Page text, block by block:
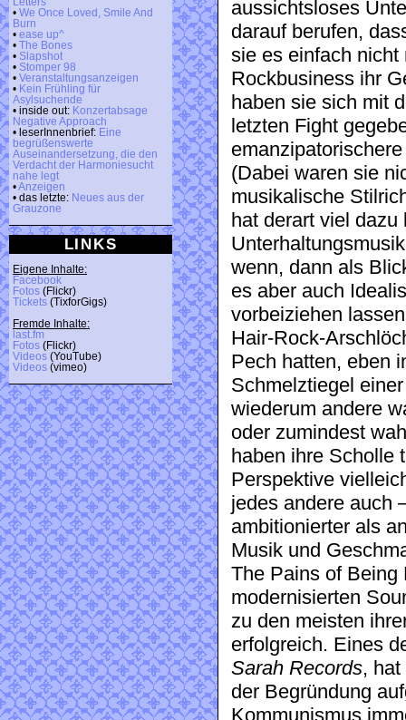
• We Once Loved, Smile And
Burn
• ease up^
• The Bones
• Slapshot
• Stomper 98
• Veranstaltungsanzeigen
• Kein Frühling für
Asylsuchende
• inside out: Konzertabsage
Negative Approach
• leserInnenbrief: Eine
begrüßenswerte
Auseinandersetzung, die den
Verdacht der Harmoniesucht
nahe legt
•Anzeigen
• das letzte: Neues aus der
Grauzone
LINKS
Eigene Inhalte:
Facebook
Fotos (Flickr)
Tickets (TixforGigs)
Fremde Inhalte:
last.fm
Fotos (Flickr)
Videos (YouTube)
Videos (vimeo)
aussichtsloses
darauf berufen,
sie es einfach
Rockbusiness ihr
haben sie sich mit
letzten Fight
(Dabei waren sie
musikalische
hat derart viel
wenn, dann als
es aber auch
vorbeiziehen
Hair-Rock-
Pech hatten, eben
Schmelztiegel
wiederum andere
oder zumindest
haben ihre Scholle
Perspektive
jedes andere auch
ambitionierter als
Musik und
The Pains of Being
modernisierten
zu den meisten
erfolgreich. Eines
Sarah Records,
der Begründung